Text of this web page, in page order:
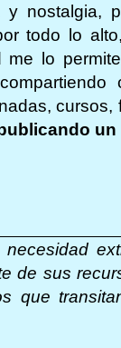
y nostalgia,
todo lo
lo
de sus
que